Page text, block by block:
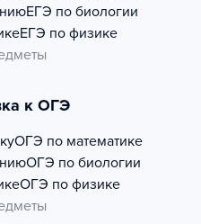
ЕГЭ по биологии
ЕГЭ по физике
к ОГЭ
ОГЭ по математике
ОГЭ по биологии
ОГЭ по физике